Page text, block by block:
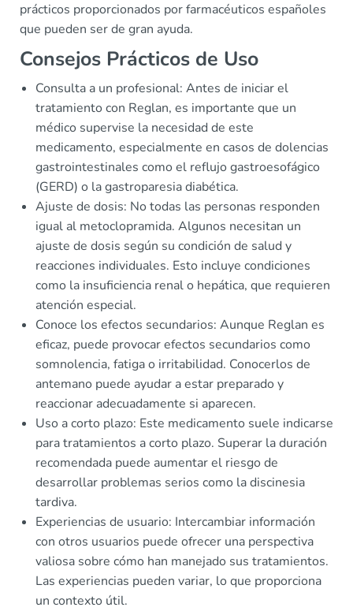
prácticos proporcionados por farmacéuticos españoles
que pueden ser de gran ayuda.
Consejos Prácticos de Uso
Consulta a un profesional: Antes de iniciar el
tratamiento con Reglan, es importante que un
médico supervise la necesidad de este
medicamento, especialmente en casos de dolencias
gastrointestinales como el reflujo gastroesofágico
(GERD) o la gastroparesia diabética.
Ajuste de dosis: No todas las personas responden
igual al metoclopramida. Algunos necesitan un
ajuste de dosis según su condición de salud y
reacciones individuales. Esto incluye condiciones
como la insuficiencia renal o hepática, que requieren
atención especial.
Conoce los efectos secundarios: Aunque Reglan es
eficaz, puede provocar efectos secundarios como
somnolencia, fatiga o irritabilidad. Conocerlos de
antemano puede ayudar a estar preparado y
reaccionar adecuadamente si aparecen.
Uso a corto plazo: Este medicamento suele indicarse
para tratamientos a corto plazo. Superar la duración
recomendada puede aumentar el riesgo de
desarrollar problemas serios como la discinesia
tardiva.
Experiencias de usuario: Intercambiar información
con otros usuarios puede ofrecer una perspectiva
valiosa sobre cómo han manejado sus tratamientos.
Las experiencias pueden variar, lo que proporciona
un contexto útil.